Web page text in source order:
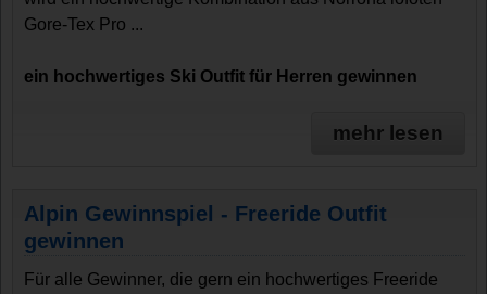
Gore-Tex Pro ...
ein hochwertiges Ski Outfit für Herren gewinnen
mehr lesen
Alpin Gewinnspiel - Freeride Outfit
gewinnen
Für alle Gewinner, die gern ein hochwertiges Freeride